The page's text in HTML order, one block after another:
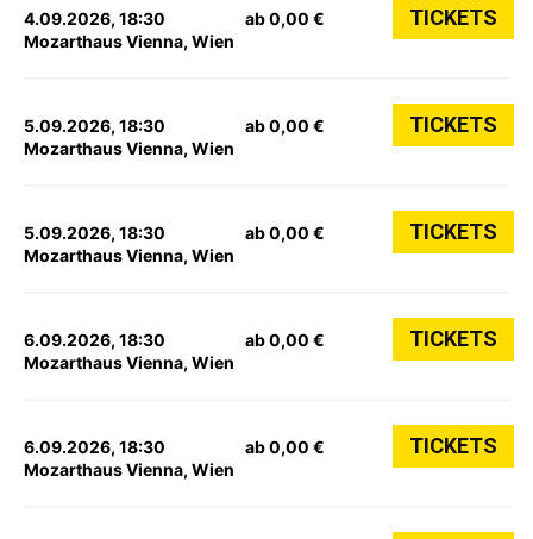
4.09.2026, 18:30
Mozarthaus Vienna, Wien
ab 0,00 € TICKETS
5.09.2026, 18:30
Mozarthaus Vienna, Wien
ab 0,00 € TICKETS
5.09.2026, 18:30
Mozarthaus Vienna, Wien
ab 0,00 € TICKETS
6.09.2026, 18:30
Mozarthaus Vienna, Wien
ab 0,00 € TICKETS
6.09.2026, 18:30
Mozarthaus Vienna, Wien
ab 0,00 € TICKETS